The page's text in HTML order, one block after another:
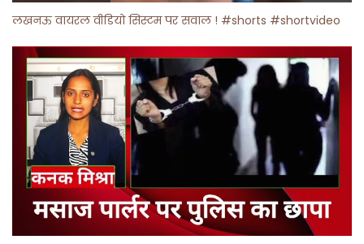
लखनऊ वायरल वीडियो सिस्टम पर सवाल ! #shorts #shortvideo